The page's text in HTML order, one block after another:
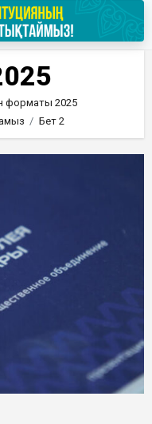
форматы 2025
Бет 2